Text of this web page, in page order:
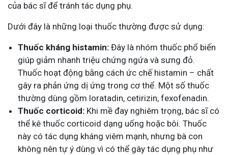
của bác sĩ để tránh tác dụng phụ.
Dưới đây là những loại thuốc thường được sử dụng:
Thuốc kháng histamin: Đây là nhóm thuốc phổ biến
giúp giảm nhanh triệu chứng ngứa và sưng đỏ.
Thuốc hoạt động bằng cách ức chế histamin – chất
gây ra phản ứng dị ứng trong cơ thể. Một số thuốc
thường dùng gồm loratadin, cetirizin, fexofenadin.
Thuốc corticoid: Khi mề đay nghiêm trọng, bác sĩ có
thể kê thuốc corticoid dạng uống hoặc bôi. Thuốc
này có tác dụng kháng viêm mạnh, nhưng bà con
không nên tự ý dùng vì có thể gây tác dụng phụ như